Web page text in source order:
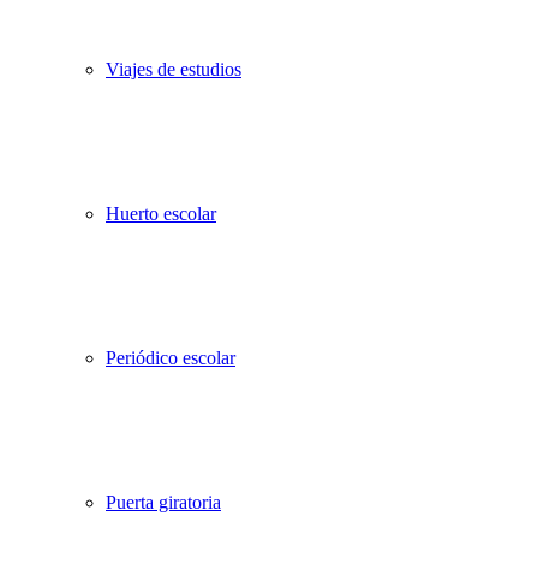
Viajes de estudios
Huerto escolar
Periódico escolar
Puerta giratoria